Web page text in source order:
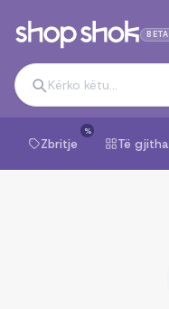
BETA
Zbritje
%
Të gjitha